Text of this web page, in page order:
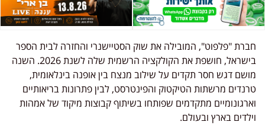
חברת "פלפוט", המובילה את שוק הסטיישנרי והחזרה לבית הספר
בישראל, חושפת את הקולקציה הרשמית שלה לשנת 2026. השנה
מושם דגש חסר תקדים על שילוב מנצח בין אופנה בינלאומית,
טרנדים מרשתות הטיקטוק והפינטרסט, לבין פתרונות בריאותיים
וארגונומיים מתקדמים שפותחו בשיתוף קבוצות מיקוד של אמהות
וילדים בארץ ובעולם.